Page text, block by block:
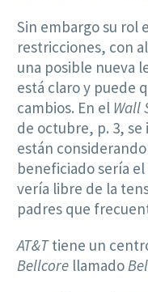
Sin embargo su rol
restricciones, con
una posible nueva
está claro y puede
cambios. En el Wall
de octubre, p. 3,
están
beneficiado sería
vería libre de la
padres que
AT&Ttiene un
Bellcore llamado